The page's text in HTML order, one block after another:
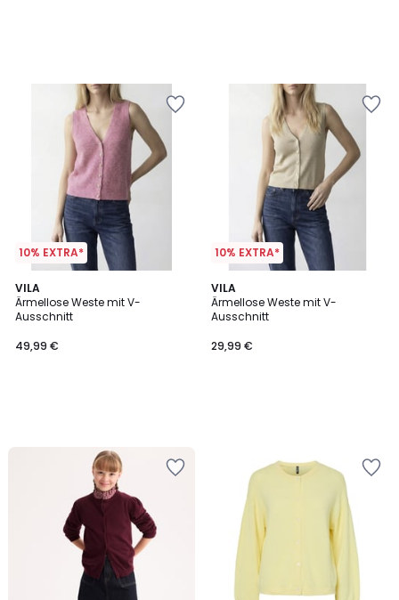
10% EXTRA*
VILA
Ärmellose Weste mit V-
Ausschnitt
49,99 €
10% EXTRA*
VILA
Ärmellose Weste mit V-
Ausschnitt
29,99 €